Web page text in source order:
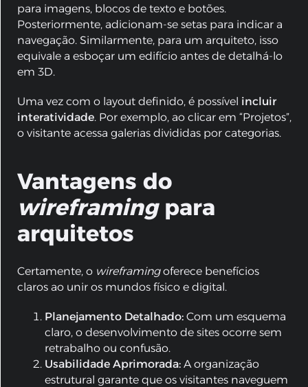
para imagens, blocos de texto e botões.
Posteriormente, adicionam-se setas para indicar a
navegação. Similarmente, para um arquiteto, isso
equivale a esboçar um edifício antes de detalhá-lo
em 3D.
Uma vez com o layout definido, é possível incluir
interatividade. Por exemplo, ao clicar em “Projetos”,
o visitante acessa galerias divididas por categorias.
Vantagens do
wireframing para
arquitetos
Certamente, o wireframingoferece benefícios
claros ao unir os mundos físico e digital.
Planejamento Detalhado: Com um esquema
claro, o desenvolvimento de sites ocorre sem
retrabalho ou confusão.
Usabilidade Aprimorada: A organização
estrutural garante que os visitantes naveguem